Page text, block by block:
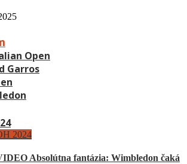
Open
Garros
2024
Absolútna fantázia: Wimbledon čaká